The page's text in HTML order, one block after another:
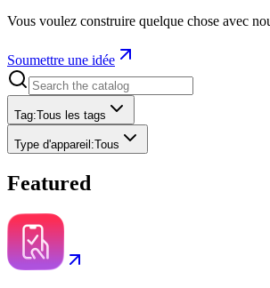
Vous voulez construire quelque chose avec
Soumettre une idée
Tag:Tous les tags
Type d'appareil:Tous
Featured